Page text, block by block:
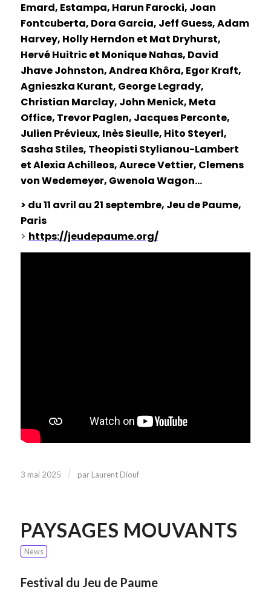
Emard, Estampa, Harun Farocki, Joan
Fontcuberta, Dora Garcia, Jeff Guess, Adam
Harvey, Holly Herndon et Mat Dryhurst,
Hervé Huitric et Monique Nahas, David
Jhave Johnston, Andrea Khôra, Egor Kraft,
Agnieszka Kurant, George Legrady,
Christian Marclay, John Menick, Meta
Office, Trevor Paglen, Jacques Perconte,
Julien Prévieux, Inès Sieulle, Hito Steyerl,
Sasha Stiles, Theopisti Stylianou-Lambert
et Alexia Achilleos, Aurece Vettier, Clemens
von Wedemeyer, Gwenola Wagon…
> du 11 avril au 21 septembre, Jeu de Paume,
Paris
> https://jeudepaume.org/
3 mai 2025 / par Laurent Diouf
PAYSAGES MOUVANTS
News
Festival du Jeu de Paume